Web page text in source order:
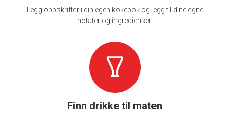
Legg oppskrifter i din egen kokebok og legg til dine egne
notater og ingredienser.
Finn drikke til maten